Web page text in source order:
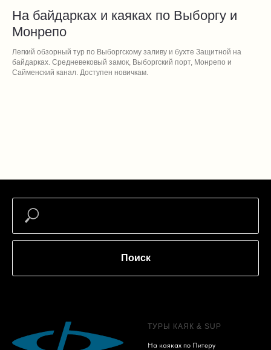
На байдарках и каяках по Выборгу и
Монрепо
Легкий обзорный тур по Выборгскому заливу и бухте Защитной на
байдарках. Средневековый замок, Выборгский порт, Монрепо и
Сайменский канал. Доступен новичкам.
Поиск
ТУРЫ КАЯК & SUP
На каяках по Питеру